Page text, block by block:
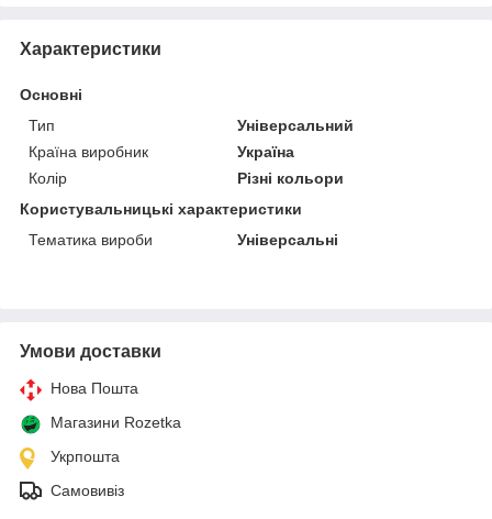
Характеристики
Основні
Тип
Універсальний
Країна виробник
Україна
Колір
Різні кольори
Користувальницькі характеристики
Тематика вироби
Універсальні
Умови доставки
Нова Пошта
Магазини Rozetka
Укрпошта
Самовивіз